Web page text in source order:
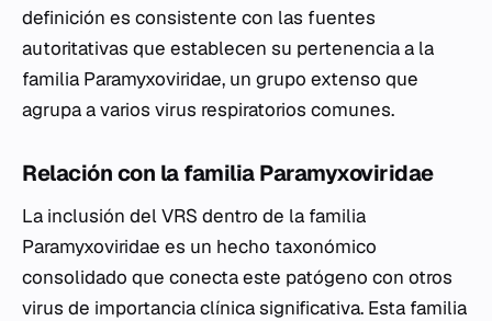
definición es consistente con las fuentes
autoritativas que establecen su pertenencia a la
familia Paramyxoviridae, un grupo extenso que
agrupa a varios virus respiratorios comunes.
Relación con la familia Paramyxoviridae
La inclusión del VRS dentro de la familia
Paramyxoviridae es un hecho taxonómico
consolidado que conecta este patógeno con otros
virus de importancia clínica significativa. Esta familia